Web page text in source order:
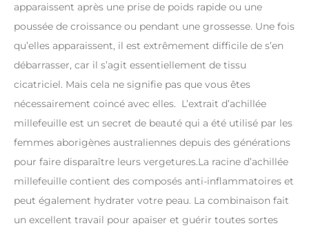
apparaissent après une prise de poids rapide ou une
poussée de croissance ou pendant une grossesse. Une fois
qu’elles apparaissent, il est extrêmement difficile de s’en
débarrasser, car il s’agit essentiellement de tissu
cicatriciel. Mais cela ne signifie pas que vous êtes
nécessairement coincé avec elles. L’extrait d’achillée
millefeuille est un secret de beauté qui a été utilisé par les
femmes aborigènes australiennes depuis des générations
pour faire disparaître leurs vergetures.La racine d’achillée
millefeuille contient des composés anti-inflammatoires et
peut également hydrater votre peau. La combinaison fait
un excellent travail pour apaiser et guérir toutes sortes